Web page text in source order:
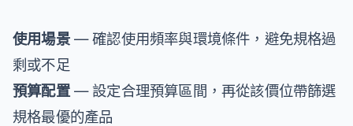
使用場景— 確認使用頻率與環境條件，避免規格過
剩或不足
預算配置— 設定合理預算區間，再從該價位帶篩選
規格最優的產品